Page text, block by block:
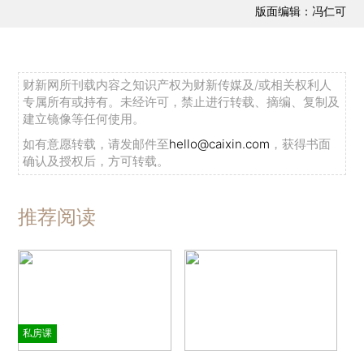
版面编辑：冯仁可
财新网所刊载内容之知识产权为财新传媒及/或相关权利人
专属所有或持有。未经许可，禁止进行转载、摘编、复制及
建立镜像等任何使用。
如有意愿转载，请发邮件至hello@caixin.com ，获得书面
确认及授权后，方可转载。
推荐阅读
私房课